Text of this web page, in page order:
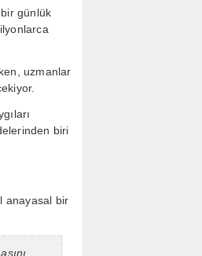
günlük
uzmanlar
biri
anayasal bir